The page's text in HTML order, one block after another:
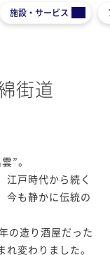
施設・サービス
街道
”。
江戸時代から続く
今も静かに伝統の
の造り酒屋だった
変わりました。